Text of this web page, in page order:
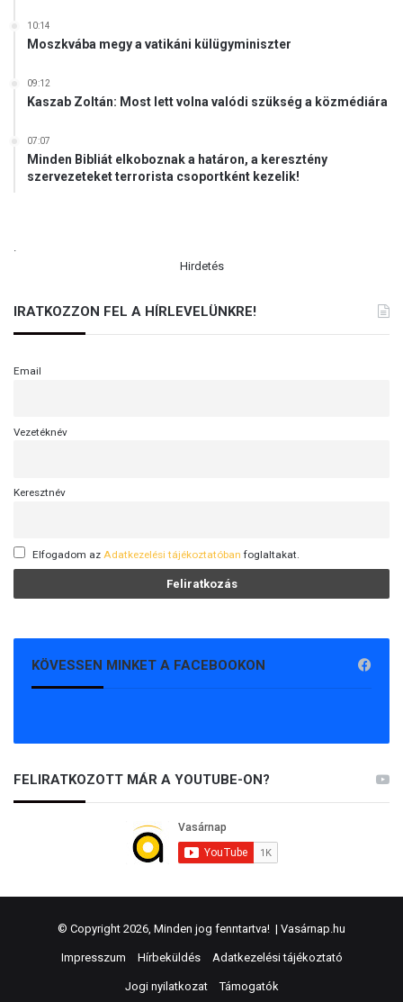
10:14
Moszkvába megy a vatikáni külügyminiszter
09:12
Kaszab Zoltán: Most lett volna valódi szükség a közmédiára
07:07
Minden Bibliát elkoboznak a határon, a keresztény
szervezeteket terrorista csoportként kezelik!
.
Hirdetés
IRATKOZZON FEL A HÍRLEVELÜNKRE!
Email
Vezetéknév
Keresztnév
Elfogadom az Adatkezelési tájékoztatóban foglaltakat.
KÖVESSEN MINKET A FACEBOOKON
FELIRATKOZOTT MÁR A YOUTUBE-ON?
© Copyright 2026, Minden jog fenntartva! | Vasárnap.hu
Impresszum Hírbeküldés Adatkezelési tájékoztató
Jogi nyilatkozat Támogatók